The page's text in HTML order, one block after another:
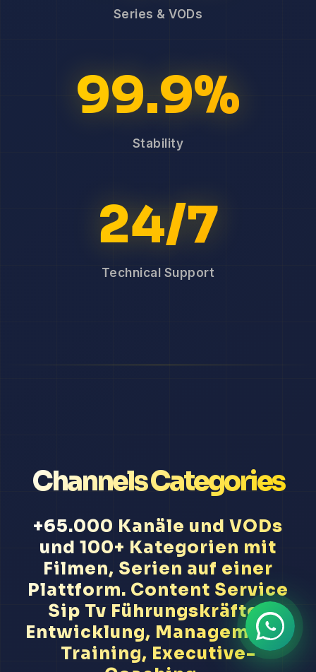
Series & VODs
99.9%
Stability
24/7
Technical Support
Channels Categories
+65.000 Kanäle und VODs
und 100+ Kategorien mit
Filmen, Serien auf einer
Plattform. Content Service
Sip Tv Führungskräfte-
Entwicklung, Management-
Training, Executive-